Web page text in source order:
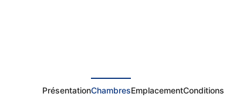
PrésentationChambresEmplacementConditions